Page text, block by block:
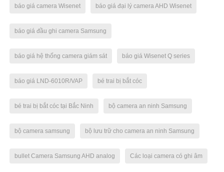
báo giá camera Wisenet báo giá đại lý camera AHD Wisenet
báo giá đầu ghi camera Samsung
báo giá hệ thống camera giám sát báo giá Wisenet Q series
báo giá LND-6010R/VAP bé trai bị bắt cóc
bé trai bị bắt cóc tại Bắc Ninh bộ camera an ninh Samsung
bộ camera samsung bộ lưu trữ cho camera an ninh Samsung
bullet Camera Samsung AHD analog Các loại camera có ghi âm